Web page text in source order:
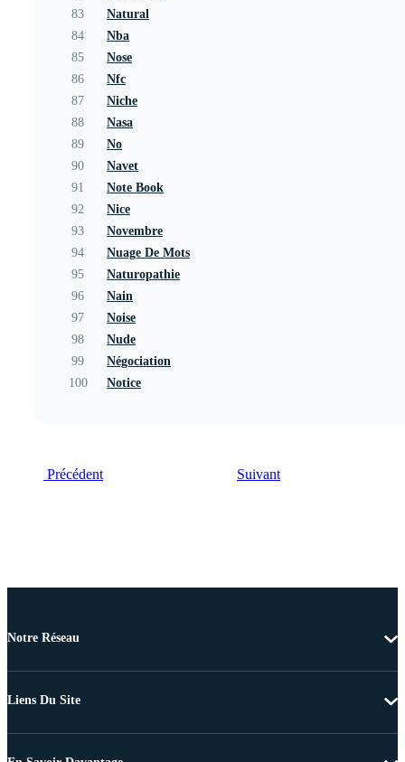
83
Natural
84
Nba
85
Nose
86
Nfc
87
Niche
88
Nasa
89
No
90
Navet
91
Note Book
92
Nice
93
Novembre
94
Nuage De Mots
95
Naturopathie
96
Nain
97
Noise
98
Nude
99
Négociation
100
Notice
Précédent Suivant
Notre Réseau
Liens Du Site